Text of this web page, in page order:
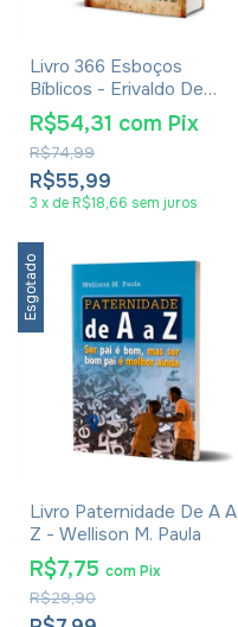
Livro 366 Esboços
Bíblicos - Erivaldo De
Jesus
R$55,99
R$74,99
R$54,31 com Pix
3 x de R$18,66 sem juros
Esgotado
Livro Paternidade De A A
Z - Wellison M. Paula
R$29,90
R$7,75 comPix